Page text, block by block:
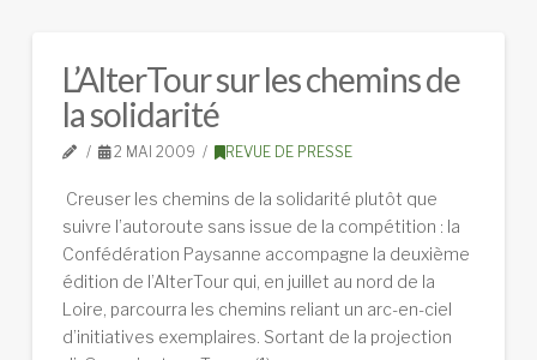
L’AlterTour sur les chemins de
la solidarité
2 MAI 2009 REVUE DE PRESSE
Creuser les chemins de la solidarité plutôt que
suivre l’autoroute sans issue de la compétition : la
Confédération Paysanne accompagne la deuxième
édition de l’AlterTour qui, en juillet au nord de la
Loire, parcourra les chemins reliant un arc-en-ciel
d’initiatives exemplaires. Sortant de la projection